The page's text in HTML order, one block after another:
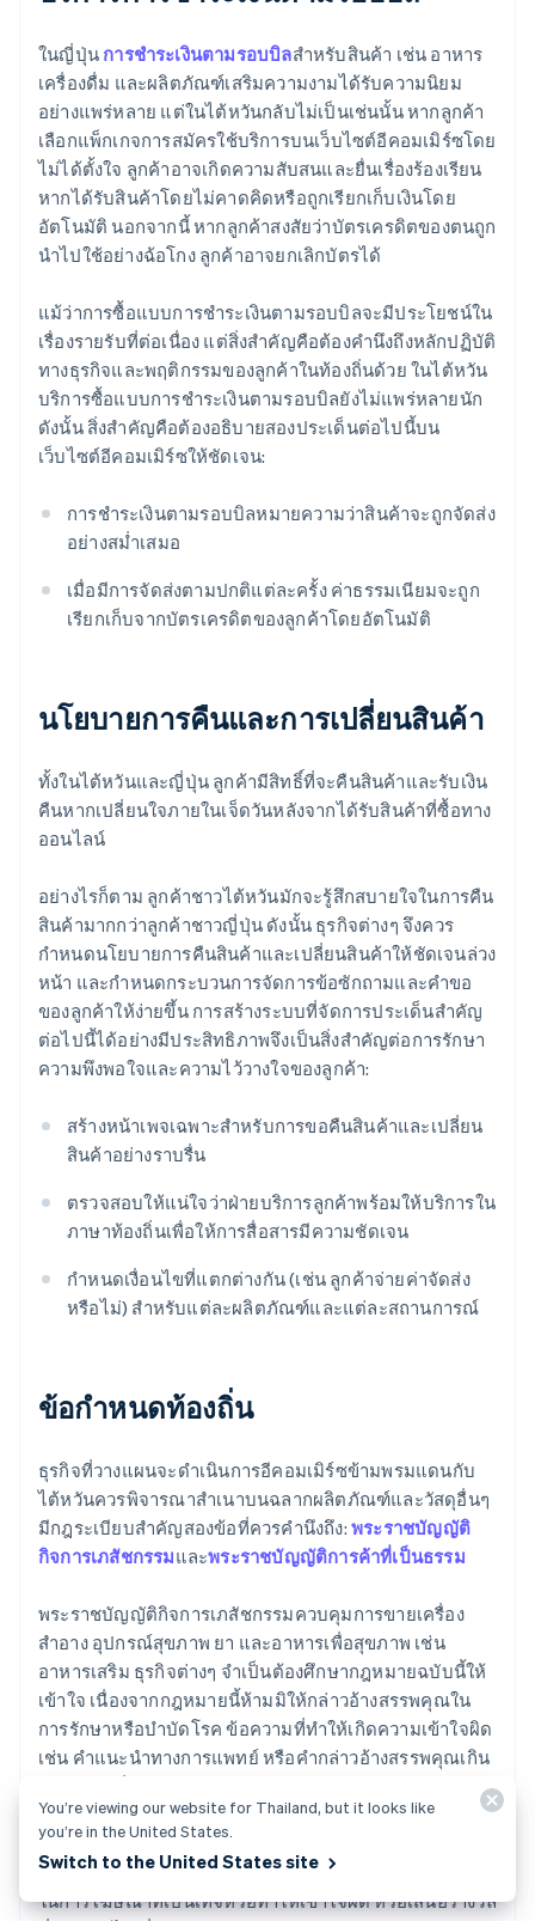
ในญี่ปุ่น การชำระเงินตามรอบบิลสําหรับสินค้า เช่น อาหาร
เครื่องดื่ม และผลิตภัณฑ์เสริมความงามได้รับความนิยม
อย่างแพร่หลาย แต่ในไต้หวันกลับไม่เป็นเช่นนั้น หากลูกค้า
เลือกแพ็กเกจการสมัครใช้บริการบนเว็บไซต์อีคอมเมิร์ซโดย
ไม่ได้ตั้งใจ ลูกค้าอาจเกิดความสับสนและยื่นเรื่องร้องเรียน
หากได้รับสินค้าโดยไม่คาดคิดหรือถูกเรียกเก็บเงินโดย
อัตโนมัติ นอกจากนี้ หากลูกค้าสงสัยว่าบัตรเครดิตของตนถูก
นำไปใช้อย่างฉ้อโกง ลูกค้าอาจยกเลิกบัตรได้
แม้ว่าการซื้อแบบการชำระเงินตามรอบบิลจะมีประโยชน์ใน
เรื่องรายรับที่ต่อเนื่อง แต่สิ่งสำคัญคือต้องคำนึงถึงหลักปฏิบัติ
ทางธุรกิจและพฤติกรรมของลูกค้าในท้องถิ่นด้วย ในไต้หวัน
บริการซื้อแบบการชำระเงินตามรอบบิลยังไม่แพร่หลายนัก
ดังนั้น สิ่งสำคัญคือต้องอธิบายสองประเด็นต่อไปนี้บน
เว็บไซต์อีคอมเมิร์ซให้ชัดเจน:
การชำระเงินตามรอบบิลหมายความว่าสินค้าจะถูกจัดส่ง
อย่างสม่ำเสมอ
เมื่อมีการจัดส่งตามปกติแต่ละครั้ง ค่าธรรมเนียมจะถูก
เรียกเก็บจากบัตรเครดิตของลูกค้าโดยอัตโนมัติ
นโยบายการคืนและการเปลี่ยนสินค้า
ทั้งในไต้หวันและญี่ปุ่น ลูกค้ามีสิทธิ์ที่จะคืนสินค้าและรับเงิน
คืนหากเปลี่ยนใจภายในเจ็ดวันหลังจากได้รับสินค้าที่ซื้อทาง
ออนไลน์
อย่างไรก็ตาม ลูกค้าชาวไต้หวันมักจะรู้สึกสบายใจในการคืน
สินค้ามากกว่าลูกค้าชาวญี่ปุ่น ดังนั้น ธุรกิจต่างๆ จึงควร
กำหนดนโยบายการคืนสินค้าและเปลี่ยนสินค้าให้ชัดเจนล่วง
หน้า และกำหนดกระบวนการจัดการข้อซักถามและคำขอ
ของลูกค้าให้ง่ายขึ้น การสร้างระบบที่จัดการประเด็นสำคัญ
ต่อไปนี้ได้อย่างมีประสิทธิภาพจึงเป็นสิ่งสำคัญต่อการรักษา
ความพึงพอใจและความไว้วางใจของลูกค้า:
สร้างหน้าเพจเฉพาะสำหรับการขอคืนสินค้าและเปลี่ยน
สินค้าอย่างราบรื่น
ตรวจสอบให้แน่ใจว่าฝ่ายบริการลูกค้าพร้อมให้บริการใน
ภาษาท้องถิ่นเพื่อให้การสื่อสารมีความชัดเจน
กําหนดเงื่อนไขที่แตกต่างกัน (เช่น ลูกค้าจ่ายค่าจัดส่ง
หรือไม่) สําหรับแต่ละผลิตภัณฑ์และแต่ละสถานการณ์
ข้อกําหนดท้องถิ่น
ธุรกิจที่วางแผนจะดําเนินการอีคอมเมิร์ซข้ามพรมแดนกับ
ไต้หวันควรพิจารณาสําเนาบนฉลากผลิตภัณฑ์และวัสดุอื่นๆ
มีกฎระเบียบสําคัญสองข้อที่ควรคํานึงถึง: พระราชบัญญัติ
กิจการเภสัชกรรมและพระราชบัญญัติการค้าที่เป็นธรรม
พระราชบัญญัติกิจการเภสัชกรรมควบคุมการขายเครื่อง
สำอาง อุปกรณ์สุขภาพ ยา และอาหารเพื่อสุขภาพ เช่น
อาหารเสริม ธุรกิจต่างๆ จำเป็นต้องศึกษากฎหมายฉบับนี้ให้
เข้าใจ เนื่องจากกฎหมายนี้ห้ามมิให้กล่าวอ้างสรรพคุณใน
การรักษาหรือบำบัดโรค ข้อความที่ทำให้เกิดความเข้าใจผิด
เช่น คำแนะนำทางการแพทย์ หรือคำกล่าวอ้างสรรพคุณเกิน
จริง ธุรกิจที่ไม่ปฏิบัติตามพระราชบัญญัติกิจการเภสัชกรรม
จะถูกตำหนิเพราะการกระทำที่ผิดกฎหมายเหล่านี้
พระราชบัญญัติการค้าที่เป็นธรรมห้ามไม่ให้ธุรกิจมีส่วนร่วม
ในการโฆษณาที่เป็นเท็จหรือทําให้เข้าใจผิด หรือเสนอรางวัล
You’re viewing our website for Thailand, but it looks like
you’re in the United States.
Switch to the United States site